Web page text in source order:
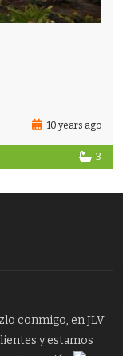
10 years ago
3
conmigo, en JLV
y estamos